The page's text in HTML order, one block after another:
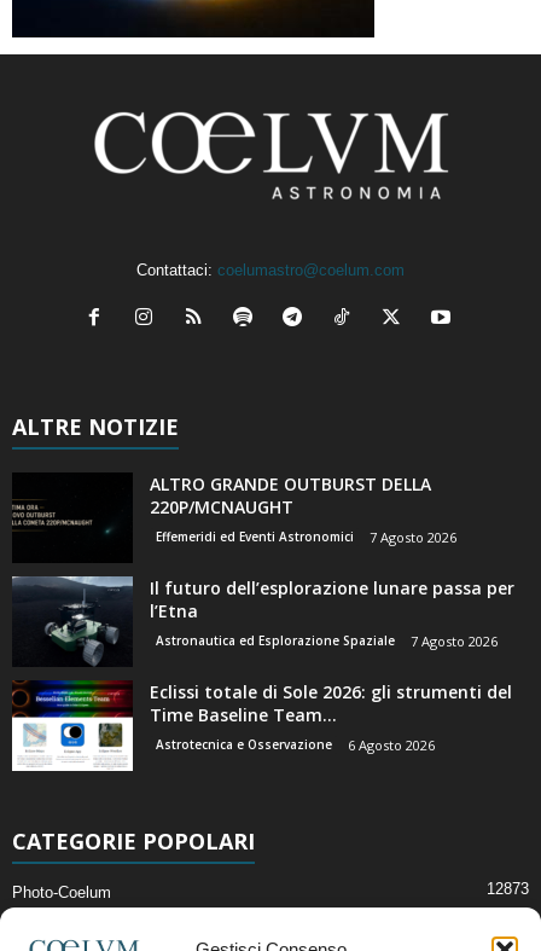
Contattaci: coelumastro@coelum.com
ALTRE NOTIZIE
ALTRO GRANDE OUTBURST DELLA
220P/MCNAUGHT
Effemeridi ed Eventi Astronomici 7 Agosto 2026
Il futuro dell’esplorazione lunare passa per
l’Etna
Astronautica ed Esplorazione Spaziale 7 Agosto 2026
Eclissi totale di Sole 2026: gli strumenti del
Time Baseline Team...
Astrotecnica e Osservazione 6 Agosto 2026
CATEGORIE POPOLARI
Photo-Coelum 12873